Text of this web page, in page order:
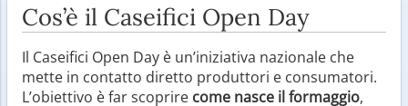
Cos’è il Caseifici Open Day
Il Caseifici Open Day è un’iniziativa nazionale che
mette in contatto diretto produttori e consumatori.
L’obiettivo è far scoprire come nasce il formaggio,